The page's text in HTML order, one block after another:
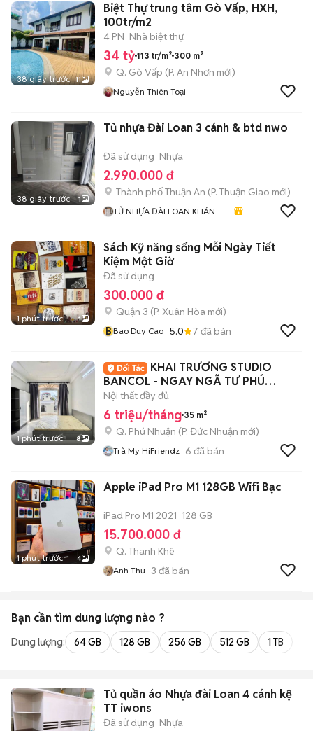
38 giây trước 11
Biệt Thự trung tâm Gò Vấp, HXH,
100tr/m2
4 PN Nhà biệt thự
34 tỷ 113 tr/m² 300 m²
Q. Gò Vấp (P. An Nhơn mới)
Nguyễn Thiên Toại
38 giây trước 1
Tủ nhựa Đài Loan 3 cánh & btd nwo
Đã sử dụng Nhựa
2.990.000 đ
Thành phố Thuận An (P. Thuận Giao mới)
TỦ NHỰA ĐÀI LOAN KHÁNH
1 phút trước 1
Sách Kỹ năng sống Mỗi Ngày Tiết
Kiệm Một Giờ
Đã sử dụng
300.000 đ
Quận 3 (P. Xuân Hòa mới)
BBao Duy Cao 5.0 7 đã bán
1 phút trước 8
KHAI TRƯƠNG STUDIO
BANCOL - NGAY NGÃ TƯ PHÚ
NHUẬN
Nội thất đầy đủ
6 triệu/tháng 35 m²
Q. Phú Nhuận (P. Đức Nhuận mới)
Trà My HiFriendz 6 đã bán
1 phút trước 4
Apple iPad Pro M1 128GB Wifi Bạc
iPad Pro M1 2021 128 GB
15.700.000 đ
Q. Thanh Khê
Anh Thư 3 đã bán
Bạn cần tìm dung lượng nào ?
Dung lượng: 64 GB 128 GB 256 GB 512 GB 1 TB
Tủ quần áo Nhựa đài Loan 4 cánh kệ
TT iwons
Đã sử dụng Nhựa